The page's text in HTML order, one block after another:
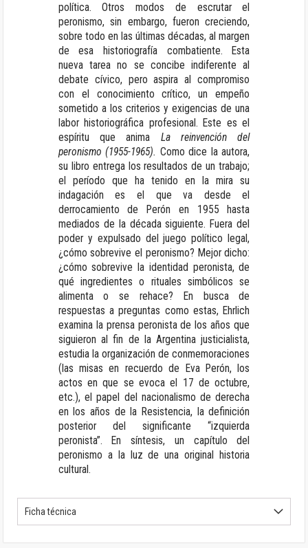
política. Otros modos de escrutar el
peronismo, sin embargo, fueron creciendo,
sobre todo en las últimas décadas, al margen
de esa historiografía combatiente. Esta
nueva tarea no se concibe indiferente al
debate cívico, pero aspira al compromiso
con el conocimiento crítico, un empeño
sometido a los criterios y exigencias de una
labor historiográfica profesional. Este es el
espíritu que anima La reinvención del
peronismo (1955-1965). Como dice la autora,
su libro entrega los resultados de un trabajo;
el período que ha tenido en la mira su
indagación es el que va desde el
derrocamiento de Perón en 1955 hasta
mediados de la década siguiente. Fuera del
poder y expulsado del juego político legal,
¿cómo sobrevive el peronismo? Mejor dicho:
¿cómo sobrevive la identidad peronista, de
qué ingredientes o rituales simbólicos se
alimenta o se rehace? En busca de
respuestas a preguntas como estas, Ehrlich
examina la prensa peronista de los años que
siguieron al fin de la Argentina justicialista,
estudia la organización de conmemoraciones
(las misas en recuerdo de Eva Perón, los
actos en que se evoca el 17 de octubre,
etc.), el papel del nacionalismo de derecha
en los años de la Resistencia, la definición
posterior del significante “izquierda
peronista”. En síntesis, un capítulo del
peronismo a la luz de una original historia
cultural.
Ficha técnica